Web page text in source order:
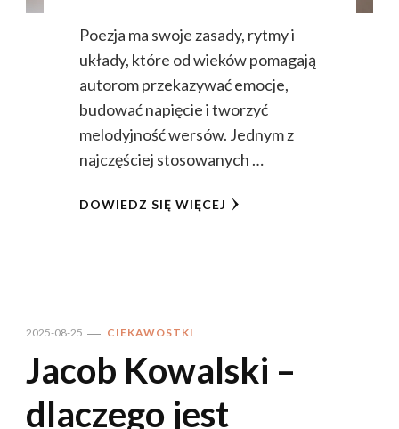
Poezja ma swoje zasady, rytmy i
układy, które od wieków pomagają
autorom przekazywać emocje,
budować napięcie i tworzyć
melodyjność wersów. Jednym z
najczęściej stosowanych …
DOWIEDZ SIĘ WIĘCEJ
2025-08-25 CIEKAWOSTKI
Jacob Kowalski –
dlaczego jest